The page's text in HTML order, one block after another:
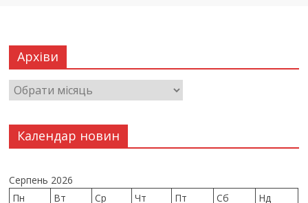
Архіви
Календар новин
Серпень 2026
Пн
Вт Ср Чт Пт Сб
Нд